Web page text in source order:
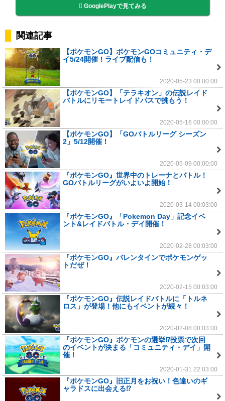
GooglePlayで見てみる
関連記事
【ポケモンGO】ポケモンGOコミュニティ・デ
イ5/24開催！ライブ配信も！
2020-05-23 00:00:00
【ポケモンGO】「テラキオン」の伝説レイド
バトルにリモートレイドパスで挑もう！
2020-05-16 00:00:00
【ポケモンGO】「GOバトルリーグ シーズン
2」5/12開催！
2020-05-09 00:00:00
『ポケモンGO』世界中のトレーナとバトル！
GOバトルリーグがいよいよ開始！
2020-03-14 00:03:00
『ポケモンGO』「Pokemon Day」記念イベ
ント&レイドバトル・デイ開催！
2020-02-28 00:03:00
『ポケモンGO』バレンタインでポケモンゲッ
トだぜ！
2020-02-15 00:03:00
『ポケモンGO』伝説レイドバトルに「トルネ
ロス」が登場！他にもイベントが続々！
2020-02-08 00:03:00
『ポケモンGO』ポケモンの選挙⁉投票で次回
のイベントが決まる「コミュニティ・デイ」開
催！
2020-01-31 22:03:00
『ポケモンGO』旧正月をお祝い！色違いのギ
ャラドスに出会える⁉